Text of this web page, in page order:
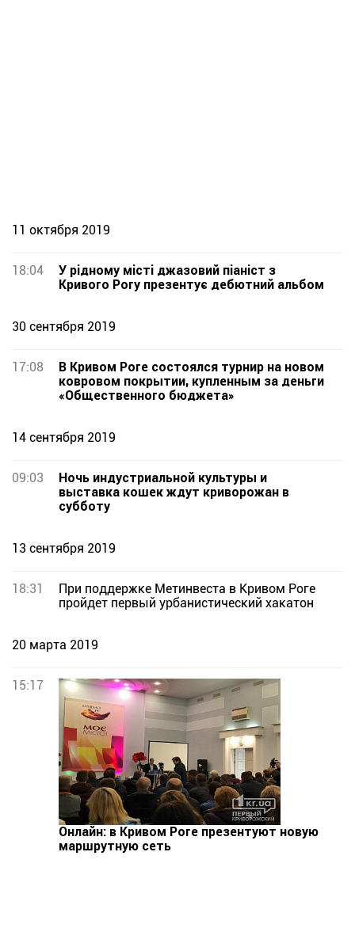
11 октября 2019
18:04
У рідному місті джазовий піаніст з
Кривого Рогу презентує дебютний альбом
30 сентября 2019
17:08
В Кривом Роге состоялся турнир на новом
ковровом покрытии, купленным за деньги
«Общественного бюджета»
14 сентября 2019
09:03
Ночь индустриальной культуры и
выставка кошек ждут криворожан в
субботу
13 сентября 2019
18:31
При поддержке Метинвеста в Кривом Роге
пройдет первый урбанистический хакатон
20 марта 2019
15:17
Онлайн: в Кривом Роге презентуют новую
маршрутную сеть